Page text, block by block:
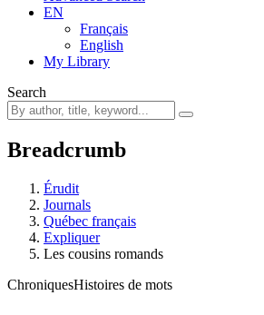
EN
Français
English
My Library
Search
Breadcrumb
Érudit
Journals
Québec français
Expliquer
Les cousins romands
ChroniquesHistoires de mots